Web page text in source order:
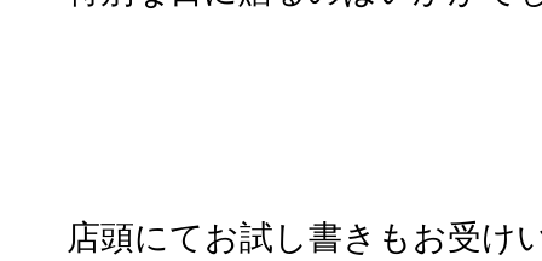
店頭にてお試し書きもお受け